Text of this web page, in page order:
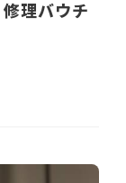
理バウチ